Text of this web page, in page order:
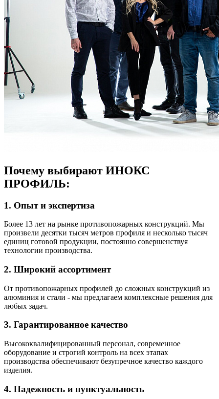
Почему выбирают ИНОКС
ПРОФИЛЬ:
1. Опыт и экспертиза
Более 13 лет на рынке противопожарных конструкций. Мы
произвели десятки тысяч метров профиля и несколько тысяч
единиц готовой продукции, постоянно совершенствуя
технологии производства.
2. Широкий ассортимент
От противопожарных профилей до сложных конструкций из
алюминия и стали - мы предлагаем комплексные решения для
любых задач.
3. Гарантированное качество
Высококвалифицированный персонал, современное
оборудование и строгий контроль на всех этапах
производства обеспечивают безупречное качество каждого
изделия.
4. Надежность и пунктуальность